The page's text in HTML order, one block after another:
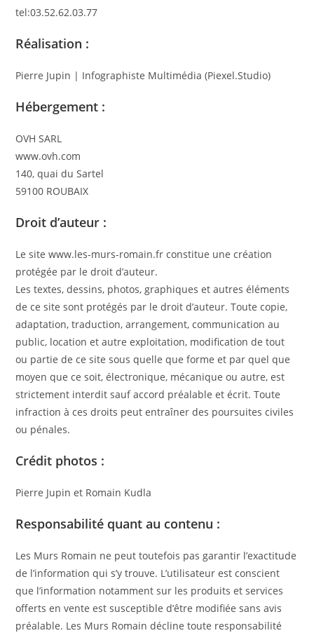
tel:03.52.62.03.77
Réalisation :
Pierre Jupin | Infographiste Multimédia (Piexel.Studio)
Hébergement :
OVH SARL
www.ovh.com
140, quai du Sartel
59100 ROUBAIX
Droit d’auteur :
Le site www.les-murs-romain.fr constitue une création
protégée par le droit d’auteur.
Les textes, dessins, photos, graphiques et autres éléments
de ce site sont protégés par le droit d’auteur. Toute copie,
adaptation, traduction, arrangement, communication au
public, location et autre exploitation, modification de tout
ou partie de ce site sous quelle que forme et par quel que
moyen que ce soit, électronique, mécanique ou autre, est
strictement interdit sauf accord préalable et écrit. Toute
infraction à ces droits peut entraîner des poursuites civiles
ou pénales.
Crédit photos :
Pierre Jupin et Romain Kudla
Responsabilité quant au contenu :
Les Murs Romain ne peut toutefois pas garantir l’exactitude
de l’information qui s’y trouve. L’utilisateur est conscient
que l’information notamment sur les produits et services
offerts en vente est susceptible d’être modifiée sans avis
préalable. Les Murs Romain décline toute responsabilité